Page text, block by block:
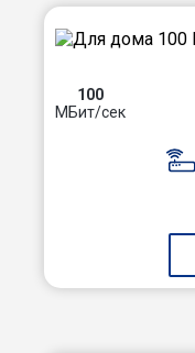
100
МБит/сек